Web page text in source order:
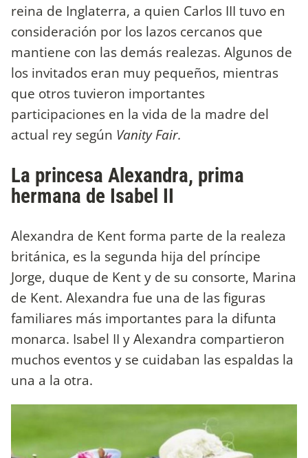
reina de Inglaterra, a quien Carlos III tuvo en
consideración por los lazos cercanos que
mantiene con las demás realezas. Algunos de
los invitados eran muy pequeños, mientras
que otros tuvieron importantes
participaciones en la vida de la madre del
actual rey según Vanity Fair.
La princesa Alexandra, prima
hermana de Isabel II
Alexandra de Kent forma parte de la realeza
británica, es la segunda hija del príncipe
Jorge, duque de Kent y de su consorte, Marina
de Kent. Alexandra fue una de las figuras
familiares más importantes para la difunta
monarca. Isabel II y Alexandra compartieron
muchos eventos y se cuidaban las espaldas la
una a la otra.